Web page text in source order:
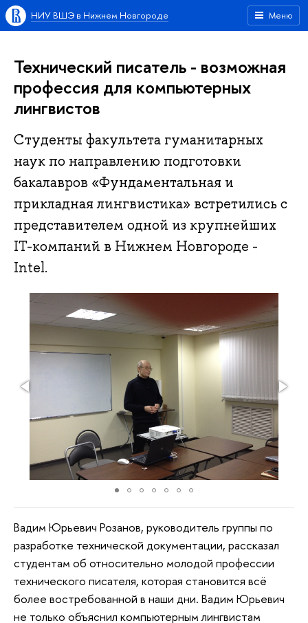
Меню
НИУ ВШЭ в Нижнем Новгороде
Технический писатель - возможная
профессия для компьютерных
лингвистов
Студенты факультета гуманитарных
наук по направлению подготовки
бакалавров «Фундаментальная и
прикладная лингвистика» встретились с
представителем одной из крупнейших
IT-компаний в Нижнем Новгороде -
Intel.
Вадим Юрьевич Розанов, руководитель группы по
разработке технической документации, рассказал
студентам об относительно молодой профессии
технического писателя, которая становится всё
более востребованной в наши дни. Вадим Юрьевич
не только объяснил компьютерным лингвистам